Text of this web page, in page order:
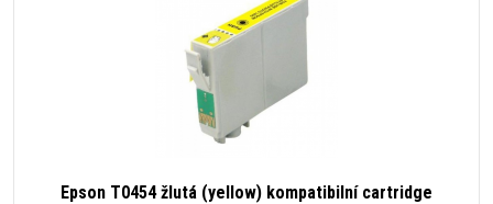
Epson T0454 žlutá (yellow) kompatibilní cartridge